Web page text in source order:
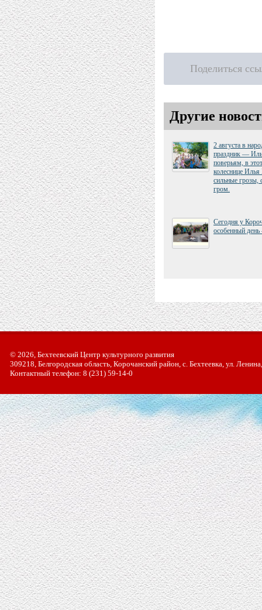
Поделиться
Другие
2 августа в
праздник —
поверьям, в
колеснице
сильные грозы,
гром.
Сегодня у
особенный
© 2026, Бехтеевский Центр культурного развития
309218, Белгородская область, Корочанский район, с. Бехтеевка, ул.
Контактный телефон: 8 (231) 59-14-0